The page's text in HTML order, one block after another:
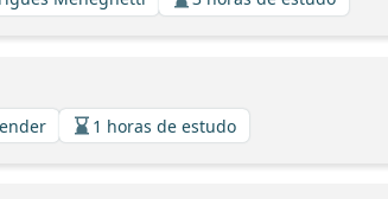
1 horas de estudo